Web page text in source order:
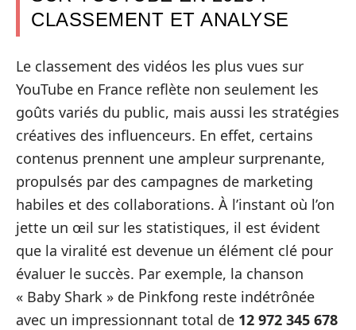
CLASSEMENT ET ANALYSE
Le classement des vidéos les plus vues sur
YouTube en France reflète non seulement les
goûts variés du public, mais aussi les stratégies
créatives des influenceurs. En effet, certains
contenus prennent une ampleur surprenante,
propulsés par des campagnes de marketing
habiles et des collaborations. À l’instant où l’on
jette un œil sur les statistiques, il est évident
que la viralité est devenue un élément clé pour
évaluer le succès. Par exemple, la chanson
« Baby Shark » de Pinkfong reste indétrônée
avec un impressionnant total de 12 972 345 678